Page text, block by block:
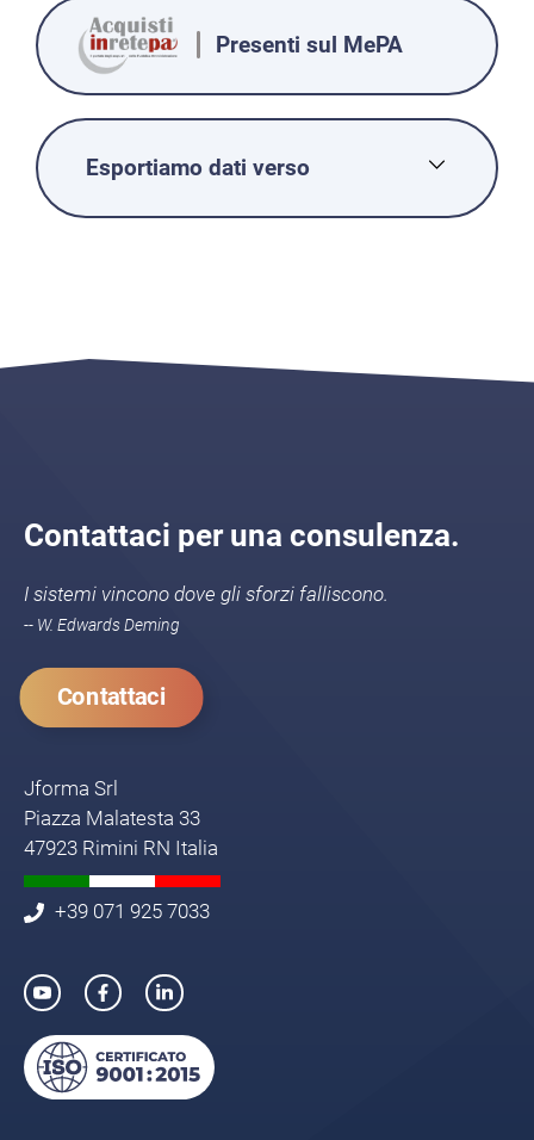
Presenti sul MePA
Esportiamo dati verso
Contattaci per una consulenza.
I sistemi vincono dove gli sforzi falliscono.
-- W. Edwards Deming
Contattaci
Jforma Srl
Piazza Malatesta 33
47923 Rimini RN Italia
+39 071 925 7033